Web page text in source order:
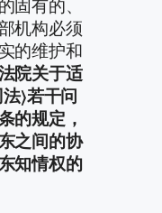
固有的、
机构必须
的维护和
院关于适
〉若干问
的规定，
之间的协
知情权的